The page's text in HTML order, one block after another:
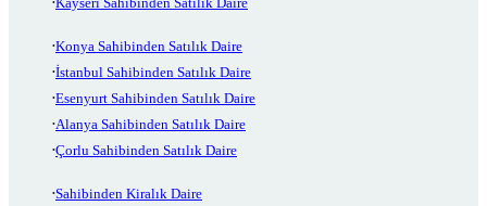
Konya Sahibinden Satılık Daire
İstanbul Sahibinden Satılık Daire
Esenyurt Sahibinden Satılık Daire
Alanya Sahibinden Satılık Daire
Çorlu Sahibinden Satılık Daire
Sahibinden Kiralık Daire